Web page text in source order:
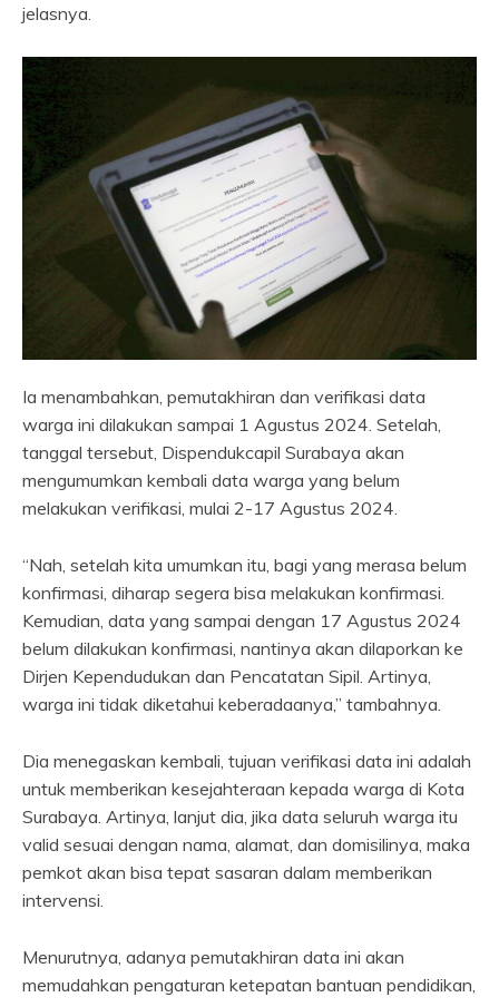
jelasnya.
Ia menambahkan, pemutakhiran dan verifikasi data
warga ini dilakukan sampai 1 Agustus 2024. Setelah,
tanggal tersebut, Dispendukcapil Surabaya akan
mengumumkan kembali data warga yang belum
melakukan verifikasi, mulai 2-17 Agustus 2024.
“Nah, setelah kita umumkan itu, bagi yang merasa belum
konfirmasi, diharap segera bisa melakukan konfirmasi.
Kemudian, data yang sampai dengan 17 Agustus 2024
belum dilakukan konfirmasi, nantinya akan dilaporkan ke
Dirjen Kependudukan dan Pencatatan Sipil. Artinya,
warga ini tidak diketahui keberadaanya,” tambahnya.
Dia menegaskan kembali, tujuan verifikasi data ini adalah
untuk memberikan kesejahteraan kepada warga di Kota
Surabaya. Artinya, lanjut dia, jika data seluruh warga itu
valid sesuai dengan nama, alamat, dan domisilinya, maka
pemkot akan bisa tepat sasaran dalam memberikan
intervensi.
Menurutnya, adanya pemutakhiran data ini akan
memudahkan pengaturan ketepatan bantuan pendidikan,